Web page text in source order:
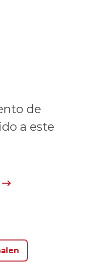
de
a este